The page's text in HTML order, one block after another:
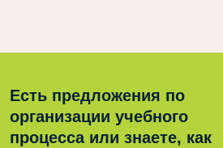
Есть предложения по
организации учебного
процесса или знаете, как